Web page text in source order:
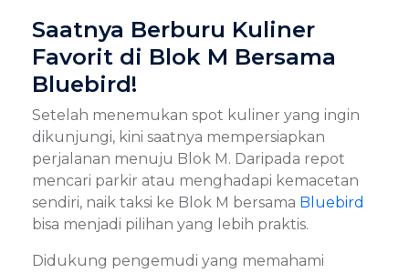
Saatnya Berburu Kuliner
Favorit di Blok M Bersama
Bluebird!
Setelah menemukan spot kuliner yang ingin
dikunjungi, kini saatnya mempersiapkan
perjalanan menuju Blok M. Daripada repot
mencari parkir atau menghadapi kemacetan
sendiri, naik taksi ke Blok M bersama Bluebird
bisa menjadi pilihan yang lebih praktis.
Didukung pengemudi yang memahami